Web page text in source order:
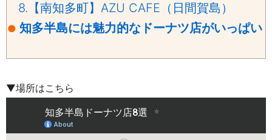
8.【南知多町】AZU CAFE（日間賀島）
● 知多半島には魅力的なドーナツ店がいっぱい
▼場所はこちら